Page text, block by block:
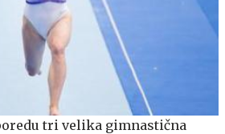
tri velika gimnastična